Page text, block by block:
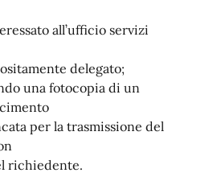
all’ufficio servizi
delegato;
una fotocopia di un
per la trasmissione del
richiedente.